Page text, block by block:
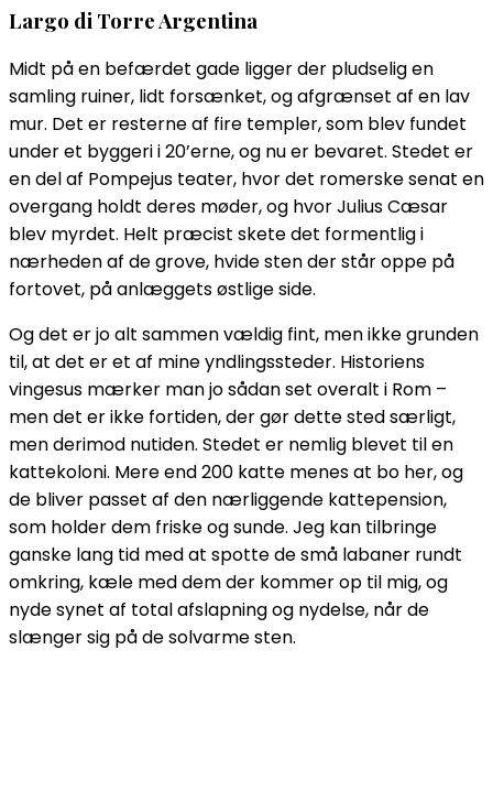
Largo di Torre Argentina
Midt på en befærdet gade ligger der pludselig en
samling ruiner, lidt forsænket, og afgrænset af en lav
mur. Det er resterne af fire templer, som blev fundet
under et byggeri i 20’erne, og nu er bevaret. Stedet er
en del af Pompejus teater, hvor det romerske senat en
overgang holdt deres møder, og hvor Julius Cæsar
blev myrdet. Helt præcist skete det formentlig i
nærheden af de grove, hvide sten der står oppe på
fortovet, på anlæggets østlige side.
Og det er jo alt sammen vældig fint, men ikke grunden
til, at det er et af mine yndlingssteder. Historiens
vingesus mærker man jo sådan set overalt i Rom –
men det er ikke fortiden, der gør dette sted særligt,
men derimod nutiden. Stedet er nemlig blevet til en
kattekoloni. Mere end 200 katte menes at bo her, og
de bliver passet af den nærliggende kattepension,
som holder dem friske og sunde. Jeg kan tilbringe
ganske lang tid med at spotte de små labaner rundt
omkring, kæle med dem der kommer op til mig, og
nyde synet af total afslapning og nydelse, når de
slænger sig på de solvarme sten.